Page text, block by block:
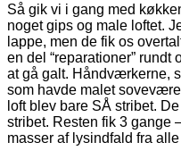
Så gik vi i gang med
noget gips og male loftet.
lappe, men de fik os
en del “reparationer” rundt
at gå galt. Håndværkerne,
som havde malet
loft blev bare SÅ stribet.
stribet. Resten fik 3 gange
masser af lysindfald fra